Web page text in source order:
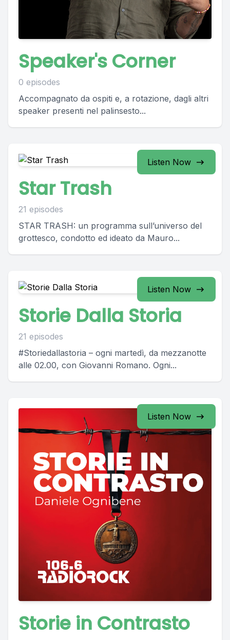
Speaker's Corner
0 episodes
Accompagnato da ospiti e, a rotazione, dagli altri
speaker presenti nel palinsesto...
Listen Now
Star Trash
21 episodes
STAR TRASH: un programma sull’universo del
grottesco, condotto ed ideato da Mauro...
Listen Now
Storie Dalla Storia
21 episodes
#Storiedallastoria – ogni martedì, da mezzanotte
alle 02.00, con Giovanni Romano. Ogni...
Listen Now
Storie in Contrasto